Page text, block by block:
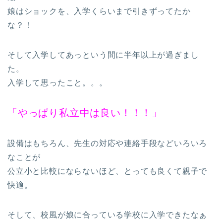
娘はショックを、入学くらいまで引きずってたか
な？！
そして入学してあっという間に半年以上が過ぎまし
た。
入学して思ったこと。。。
「やっぱり私立中は良い！！！」
設備はもちろん、先生の対応や連絡手段などいろいろ
なことが
公立小と比較にならないほど、とっても良くて親子で
快適。
そして、校風が娘に合っている学校に入学できたなぁ